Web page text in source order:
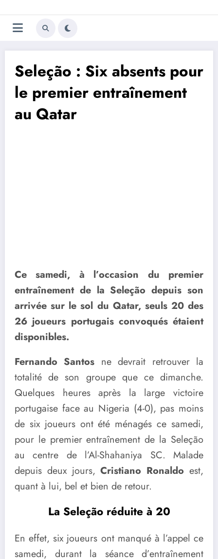
au
contenu
Trivela
L'actualité du football
Seleção : Six absents pour
le premier entraînement
au Qatar
Ce samedi, à l’occasion du premier
entraînement de la Seleção depuis son
arrivée sur le sol du Qatar, seuls 20 des
26 joueurs portugais convoqués étaient
disponibles.
Fernando Santos ne devrait retrouver la
totalité de son groupe que ce dimanche.
Quelques heures après la large victoire
portugaise face au Nigeria (4-0), pas moins
de six joueurs ont été ménagés ce samedi,
pour le premier entraînement de la Seleção
au centre de l’Al-Shahaniya SC. Malade
depuis deux jours, Cristiano Ronaldo est,
quant à lui, bel et bien de retour.
La Seleção réduite à 20
En effet, six joueurs ont manqué à l’appel ce
samedi, durant la séance d’entraînement